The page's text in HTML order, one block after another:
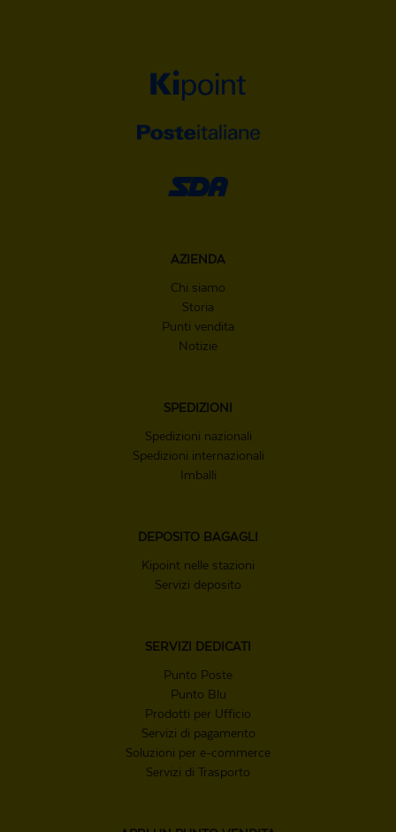
AZIENDA
Chi siamo
Storia
Punti vendita
Notizie
SPEDIZIONI
Spedizioni nazionali
Spedizioni internazionali
Imballi
DEPOSITO BAGAGLI
Kipoint nelle stazioni
Servizi deposito
SERVIZI
DEDICATI
Punto Poste
Punto Blu
Prodotti per Ufficio
Servizi di pagamento
Soluzioni per e-commerce
Servizi di Trasporto